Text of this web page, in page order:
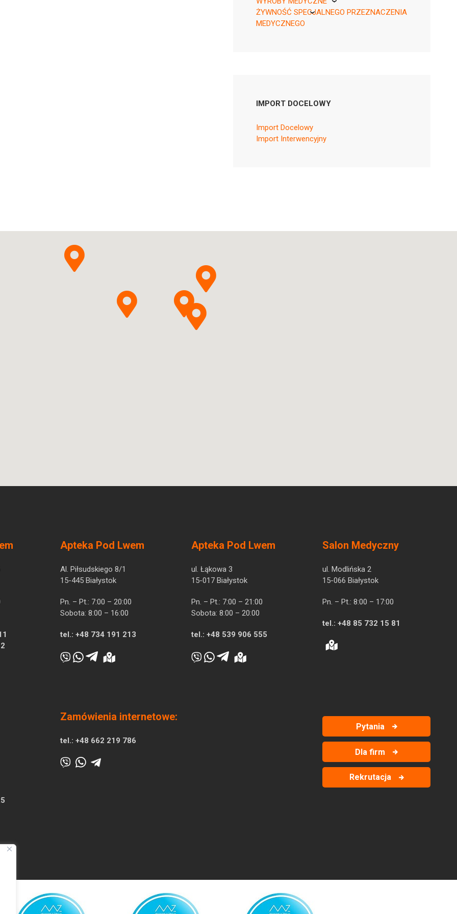
Pytanie o produkt
KikGel
ŻYWNOŚĆ SPECJALNEGO PRZEZNACZENIA
MEDYCZNEGO
IMPORT DOCELOWY
Import Docelowy
Import Interwencyjny
Apteka Pod Lwem
Al. Piłsudskiego 8/1
15-445 Białystok
Pn. – Pt.: 7:00 – 20:00
Sobota: 8:00 – 16:00
tel.: +48 734 191 213
Apteka Pod Lwem
ul. Łąkowa 3
15-017 Białystok
Pn. – Pt.: 7:00 – 21:00
Sobota: 8:00 – 20:00
tel.: +48 539 906 555
Salon Medyczny
ul. Modlińska 2
15-066 Białystok
Pn. – Pt.: 8:00 – 17:00
tel.: +48 85 732 15 81
Zamówienia internetowe:
tel.: +48 662 219 786
Pytania
Dla firm
Rekrutacja